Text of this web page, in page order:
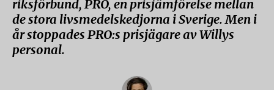
riksförbund, PRO, en prisjämförelse mellan
de stora livsmedelskedjorna i Sverige. Men i
år stoppades PRO:s prisjägare av Willys
personal.